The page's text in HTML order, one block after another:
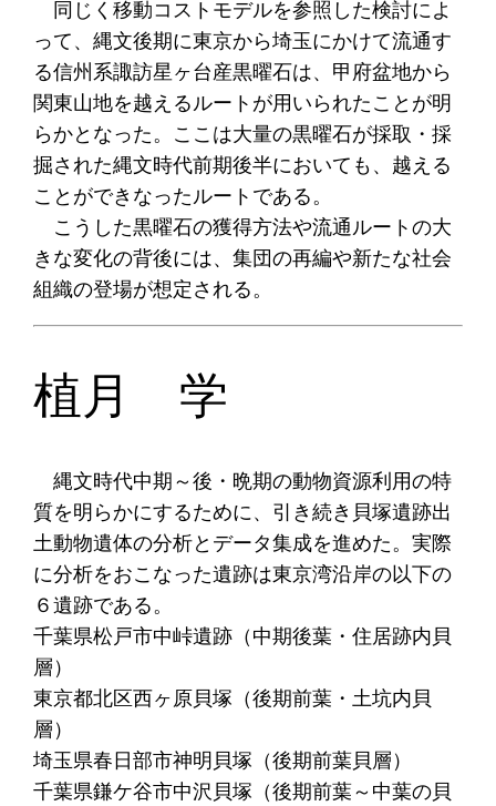
同じく移動コストモデルを参照した検討によ
って、縄文後期に東京から埼玉にかけて流通す
る信州系諏訪星ヶ台産黒曜石は、甲府盆地から
関東山地を越えるルートが用いられたことが明
らかとなった。ここは大量の黒曜石が採取・採
掘された縄文時代前期後半においても、越える
ことができなったルートである。
こうした黒曜石の獲得方法や流通ルートの大
きな変化の背後には、集団の再編や新たな社会
組織の登場が想定される。
植月 学
縄文時代中期～後・晩期の動物資源利用の特
質を明らかにするために、引き続き貝塚遺跡出
土動物遺体の分析とデータ集成を進めた。実際
に分析をおこなった遺跡は東京湾沿岸の以下の
６遺跡である。
千葉県松戸市中峠遺跡（中期後葉・住居跡内貝
層）
東京都北区西ヶ原貝塚（後期前葉・土坑内貝
層）
埼玉県春日部市神明貝塚（後期前葉貝層）
千葉県鎌ケ谷市中沢貝塚（後期前葉～中葉の貝